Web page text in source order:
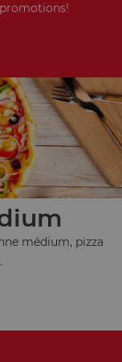
médium, pizza